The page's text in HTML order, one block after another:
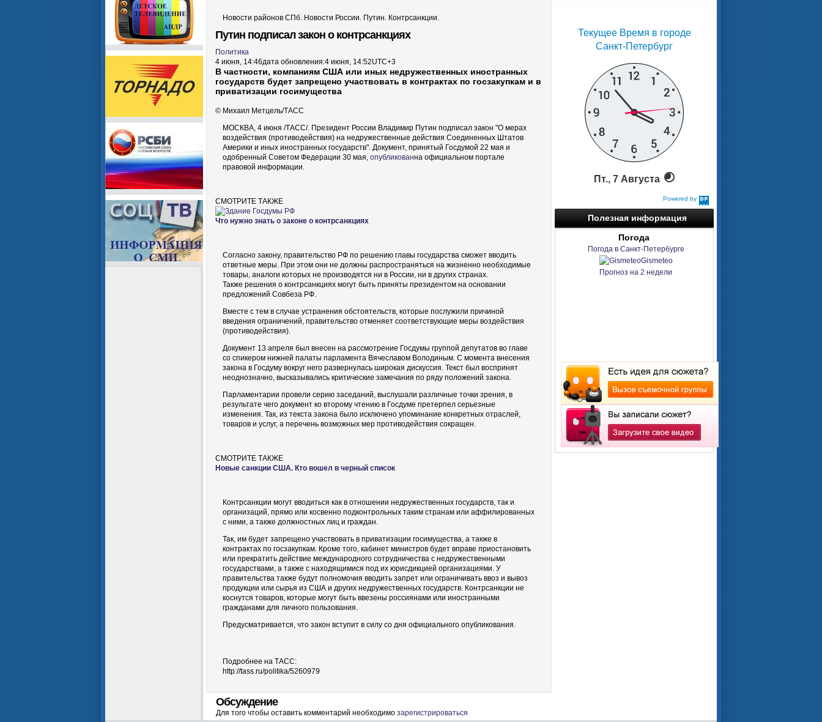
Новости районов СПб. Новости России. Путин. Контрсанкции.
Путин подписал закон о контрсанкциях
Политика
4 июня, 14:46дата обновления:4 июня, 14:52UTC+3
В частности, компаниям США или иных недружественных иностранных
государств будет запрещено участвовать в контрактах по госзакупкам и в
приватизации госимущества
© Михаил Метцель/ТАСС
МОСКВА, 4 июня /ТАСС/. Президент России Владимир Путин подписал закон "О мерах
воздействия (противодействия) на недружественные действия Соединенных Штатов
Америки и иных иностранных государств". Документ, принятый Госдумой 22 мая и
одобренный Советом Федерации 30 мая, опубликованна официальном портале
правовой информации.
СМОТРИТЕ ТАКЖЕ
Что нужно знать о законе о контрсанкциях
Согласно закону, правительство РФ по решению главы государства сможет вводить
ответные меры. При этом они не должны распространяться на жизненно необходимые
товары, аналоги которых не производятся ни в России, ни в других странах.
Также решения о контрсанкциях могут быть приняты президентом на основании
предложений Совбеза РФ.
Вместе с тем в случае устранения обстоятельств, которые послужили причиной
введения ограничений, правительство отменяет соответствующие меры воздействия
(противодействия).
Документ 13 апреля был внесен на рассмотрение Госдумы группой депутатов во главе
со спикером нижней палаты парламента Вячеславом Володиным. С момента внесения
закона в Госдуму вокруг него развернулась широкая дискуссия. Текст был воспринят
неоднозначно, высказывались критические замечания по ряду положений закона.
Парламентарии провели серию заседаний, выслушали различные точки зрения, в
результате чего документ ко второму чтению в Госдуме претерпел серьезные
изменения. Так, из текста закона было исключено упоминание конкретных отраслей,
товаров и услуг, а перечень возможных мер противодействия сокращен.
СМОТРИТЕ ТАКЖЕ
Новые санкции США. Кто вошел в черный список
Контрсанкции могут вводиться как в отношении недружественных государств, так и
организаций, прямо или косвенно подконтрольных таким странам или аффилированных
с ними, а также должностных лиц и граждан.
Так, им будет запрещено участвовать в приватизации госимущества, а также в
контрактах по госзакупкам. Кроме того, кабинет министров будет вправе приостановить
или прекратить действие международного сотрудничества с недружественными
государствами, а также с находящимися под их юрисдикцией организациями. У
правительства также будут полномочия вводить запрет или ограничивать ввоз и вывоз
продукции или сырья из США и других недружественных государств. Контрсанкции не
коснутся товаров, которые могут быть ввезены россиянами или иностранными
гражданами для личного пользования.
Предусматривается, что закон вступит в силу со дня официального опубликования.
Подробнее на ТАСС:
http://tass.ru/politika/5260979
Обсуждение
Для того чтобы оставить комментарий необходимо зарегистрироваться
Powered by
DaysPedia.com
Текущее Время в городе
Санкт-Петербург
Пт., 7 Августа
Полезная информация
Погода
Погода в Санкт-Петербурге
Gismeteo
Прогноз на 2 недели